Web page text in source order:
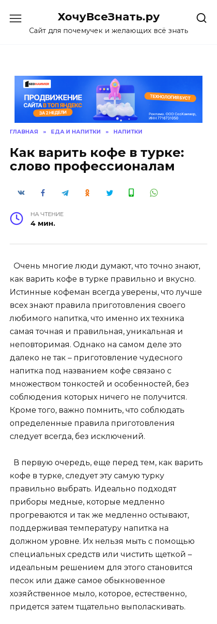
content
ХочуВсеЗнать.ру
Сайт для почемучек и желающих всё знать
ГЛАВНАЯ » ЕДА И НАПИТКИ » НАПИТКИ
Как варить кофе в турке:
слово профессионалам
НА ЧТЕНИЕ
4 мин.
Очень многие люди думают, что точно знают,
как варить кофе в турке правильно и вкусно.
Истинные кофеман всегда уверены, что лучше
всех знают правила приготовления своего
любимого напитка, что именно их техника
самая точная и правильная, уникальная и
неповторимая. Однако на самом деле это
далеко не так – приготовление чудесного
напитка под названием кофе связано с
множеством тонкостей и особенностей, без
соблюдения которых ничего не получится.
Кроме того, важно помнить, что соблюдать
определенные правила приготовления
следует всегда, без исключений.
В первую очередь, еще перед тем, как варить
кофе в турке, следует эту самую турку
правильно выбрать. Идеально подходят
приборы медные, которые медленно
прогреваются и так же медленно остывают,
поддерживая температуру напитка на
должном уровне. Их нельзя мыть с помощью
специальных средств или чистить щеткой –
идеальным решением для этого становится
песок или даже самое обыкновенное
хозяйственное мыло, которое, естественно,
придется затем тщательно выполаскивать.